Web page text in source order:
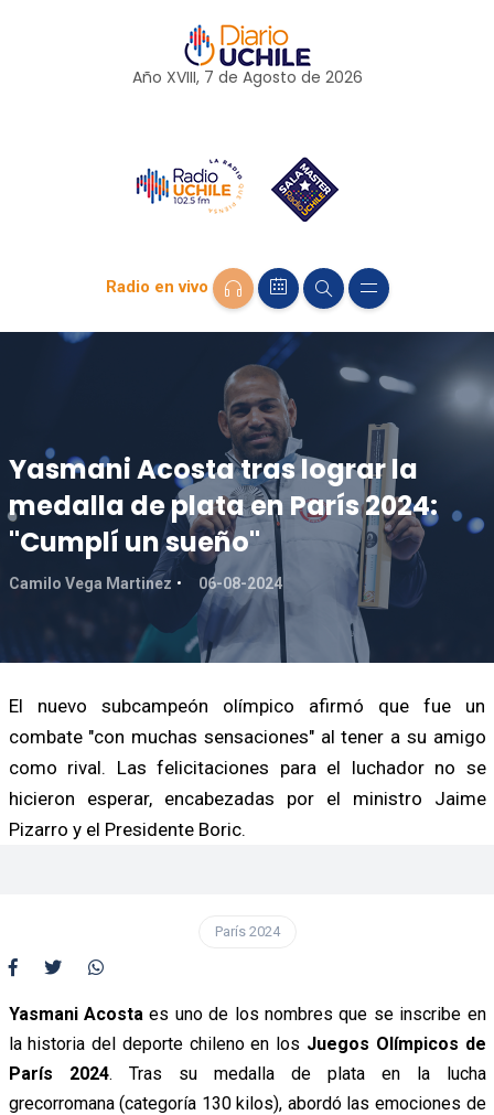
Año XVIII, 7 de Agosto de 2026
Radio en vivo
Yasmani Acosta tras lograr la
medalla de plata en París 2024:
"Cumplí un sueño"
Camilo Vega Martinez 06-08-2024
El nuevo subcampeón olímpico afirmó que fue un
combate "con muchas sensaciones" al tener a su amigo
como rival. Las felicitaciones para el luchador no se
hicieron esperar, encabezadas por el ministro Jaime
Pizarro y el Presidente Boric.
París 2024
Yasmani Acosta es uno de los nombres que se inscribe en
la historia del deporte chileno en los Juegos Olímpicos de
París 2024. Tras su medalla de plata en la lucha
grecorromana (categoría 130 kilos), abordó las emociones de